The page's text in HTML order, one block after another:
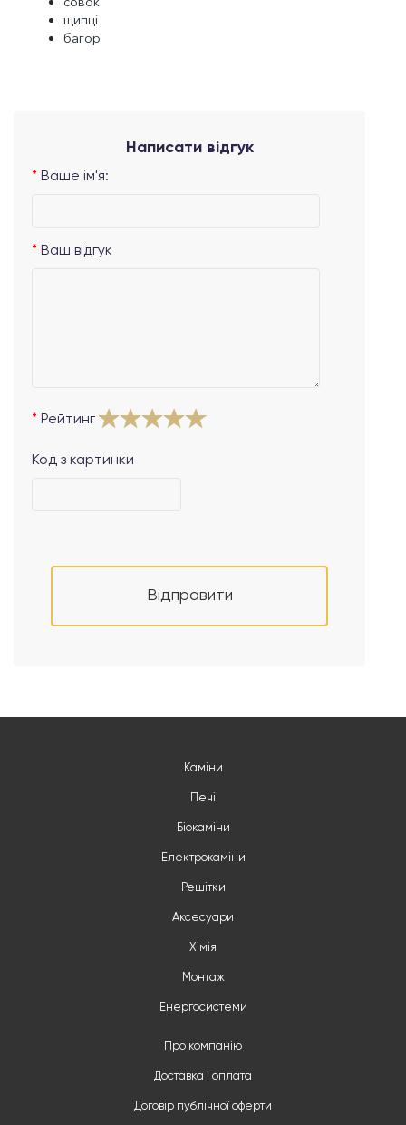
щипці
багор
Написати відгук
Ваше ім'я:
Ваш відгук
Рейтинг
Код з картинки
Відправити
Каміни
Печі
Біокаміни
Електрокаміни
Решітки
Аксесуари
Хімія
Монтаж
Енергосистеми
Про компанію
Доставка і оплата
Договір публічної оферти